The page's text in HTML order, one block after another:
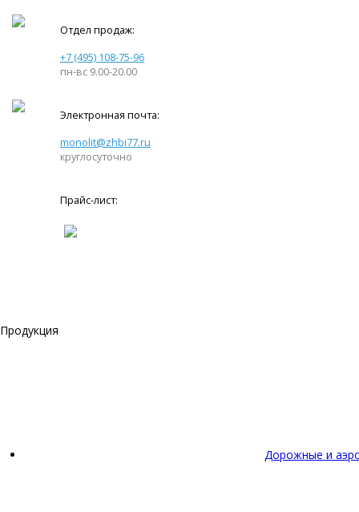
Отдел продаж:
+7 (495) 108-75-96
пн-вс 9.00-20.00
Электронная почта:
monolit@zhbi77.ru
круглосуточно
Прайс-лист:
Продукция
Дорожные и